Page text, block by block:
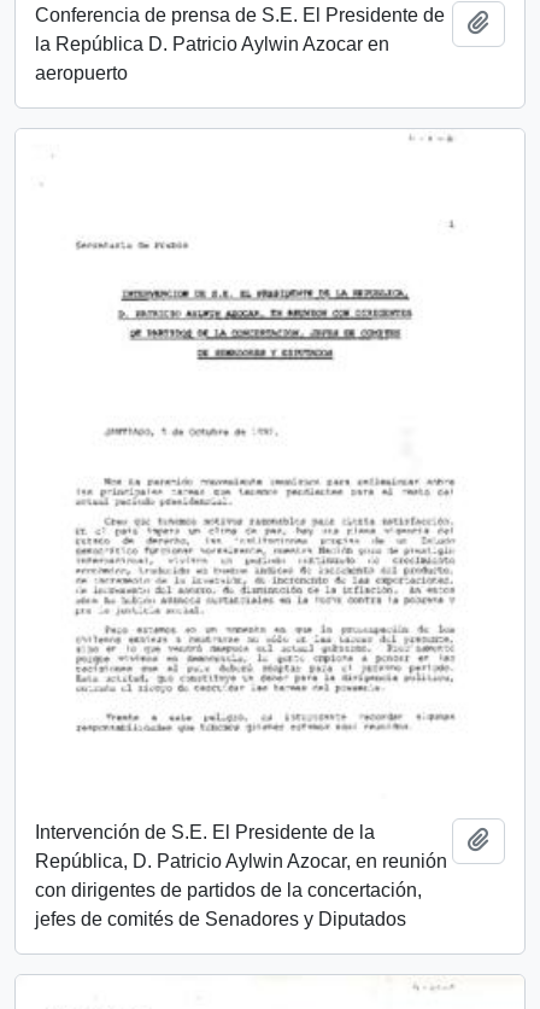
Conferencia de prensa de S.E. El Presidente de
la República D. Patricio Aylwin Azocar en
aeropuerto
Intervención de S.E. El Presidente de la
República, D. Patricio Aylwin Azocar, en reunión
con dirigentes de partidos de la concertación,
jefes de comités de Senadores y Diputados